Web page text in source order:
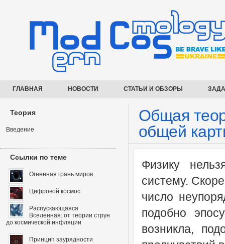
ГЛАВНАЯ НОВОСТИ СТАТЬИ И ОБЗОРЫ
Общая
общей
Физику
систему.
число
подобно
возникла,
Теория
Введение
Ссылки по теме
Огненная грань миров
Цифровой космос
Распускающаяся
Вселенная: от теории струн
до космической инфляции
Принцип заурядности